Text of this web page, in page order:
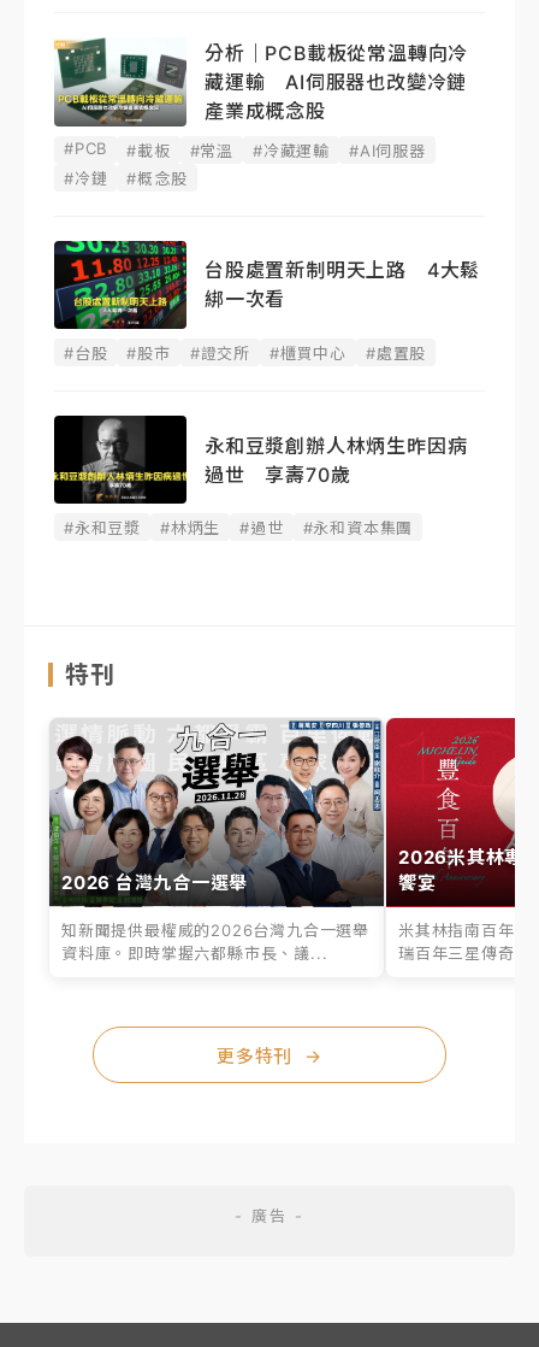
分析｜PCB載板從常溫轉向冷
藏運輸 AI伺服器也改變冷鏈
產業成概念股
#PCB #載板 #常溫 #冷藏運輸
#AI伺服器
#冷鏈
#概念股
台股處置新制明天上路 4大鬆
綁一次看
#台股 #股市 #證交所 #櫃買中心 #處置股
永和豆漿創辦人林炳生昨因病
過世 享壽70歲
#永和豆漿 #林炳生 #過世 #永和資本集團
特刊
2026 台灣九合一選舉
知新聞提供最權威的2026台灣九合一選舉
資料庫。即時掌握六都縣市長、議...
2026米其林專
饗宴
米其林指南百年之
瑞百年三星傳奇、
更多特刊 →